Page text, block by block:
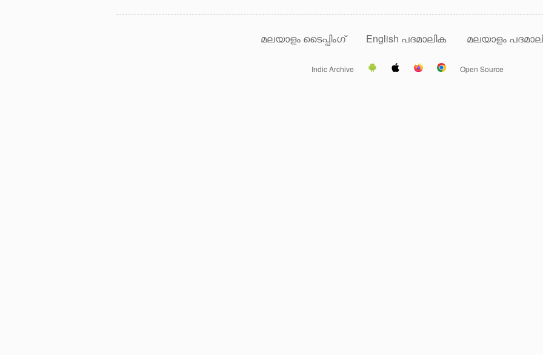
മലയാളം ടൈപ്പിംഗ് English പദമാലിക മലയാളം
Indic Archive Open Source